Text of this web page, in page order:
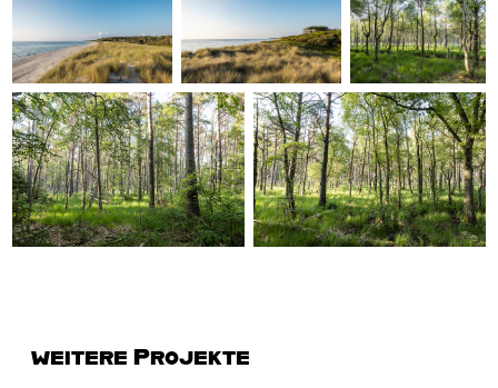
weitere Projekte